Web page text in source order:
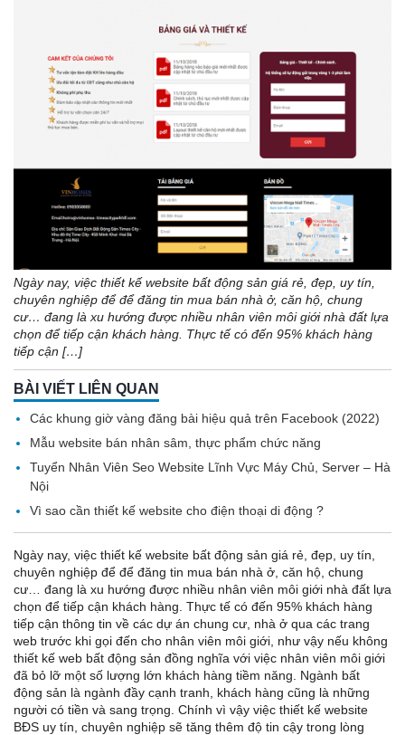
Ngày nay, việc thiết kế website bất động sản giá rẻ, đẹp, uy tín,
chuyên nghiệp để để đăng tin mua bán nhà ở, căn hộ, chung
cư… đang là xu hướng được nhiều nhân viên môi giới nhà đất lựa
chọn để tiếp cận khách hàng. Thực tế có đến 95% khách hàng
tiếp cận […]
BÀI VIẾT LIÊN QUAN
Các khung giờ vàng đăng bài hiệu quả trên Facebook (2022)
Mẫu website bán nhân sâm, thực phẩm chức năng
Tuyển Nhân Viên Seo Website Lĩnh Vực Máy Chủ, Server – Hà
Nội
Vì sao cần thiết kế website cho điện thoại di động ?
Ngày nay, việc thiết kế website bất động sản giá rẻ, đẹp, uy tín,
chuyên nghiệp để để đăng tin mua bán nhà ở, căn hộ, chung
cư… đang là xu hướng được nhiều nhân viên môi giới nhà đất lựa
chọn để tiếp cận khách hàng. Thực tế có đến 95% khách hàng
tiếp cận thông tin về các dự án chung cư, nhà ở qua các trang
web trước khi gọi đến cho nhân viên môi giới, như vậy nếu không
thiết kế web bất động sản đồng nghĩa với việc nhân viên môi giới
đã bỏ lỡ một số lượng lớn khách hàng tiềm năng. Ngành bất
động sản là ngành đầy cạnh tranh, khách hàng cũng là những
người có tiền và sang trọng. Chính vì vậy việc thiết kế website
BĐS uy tín, chuyên nghiệp sẽ tăng thêm độ tin cậy trong lòng